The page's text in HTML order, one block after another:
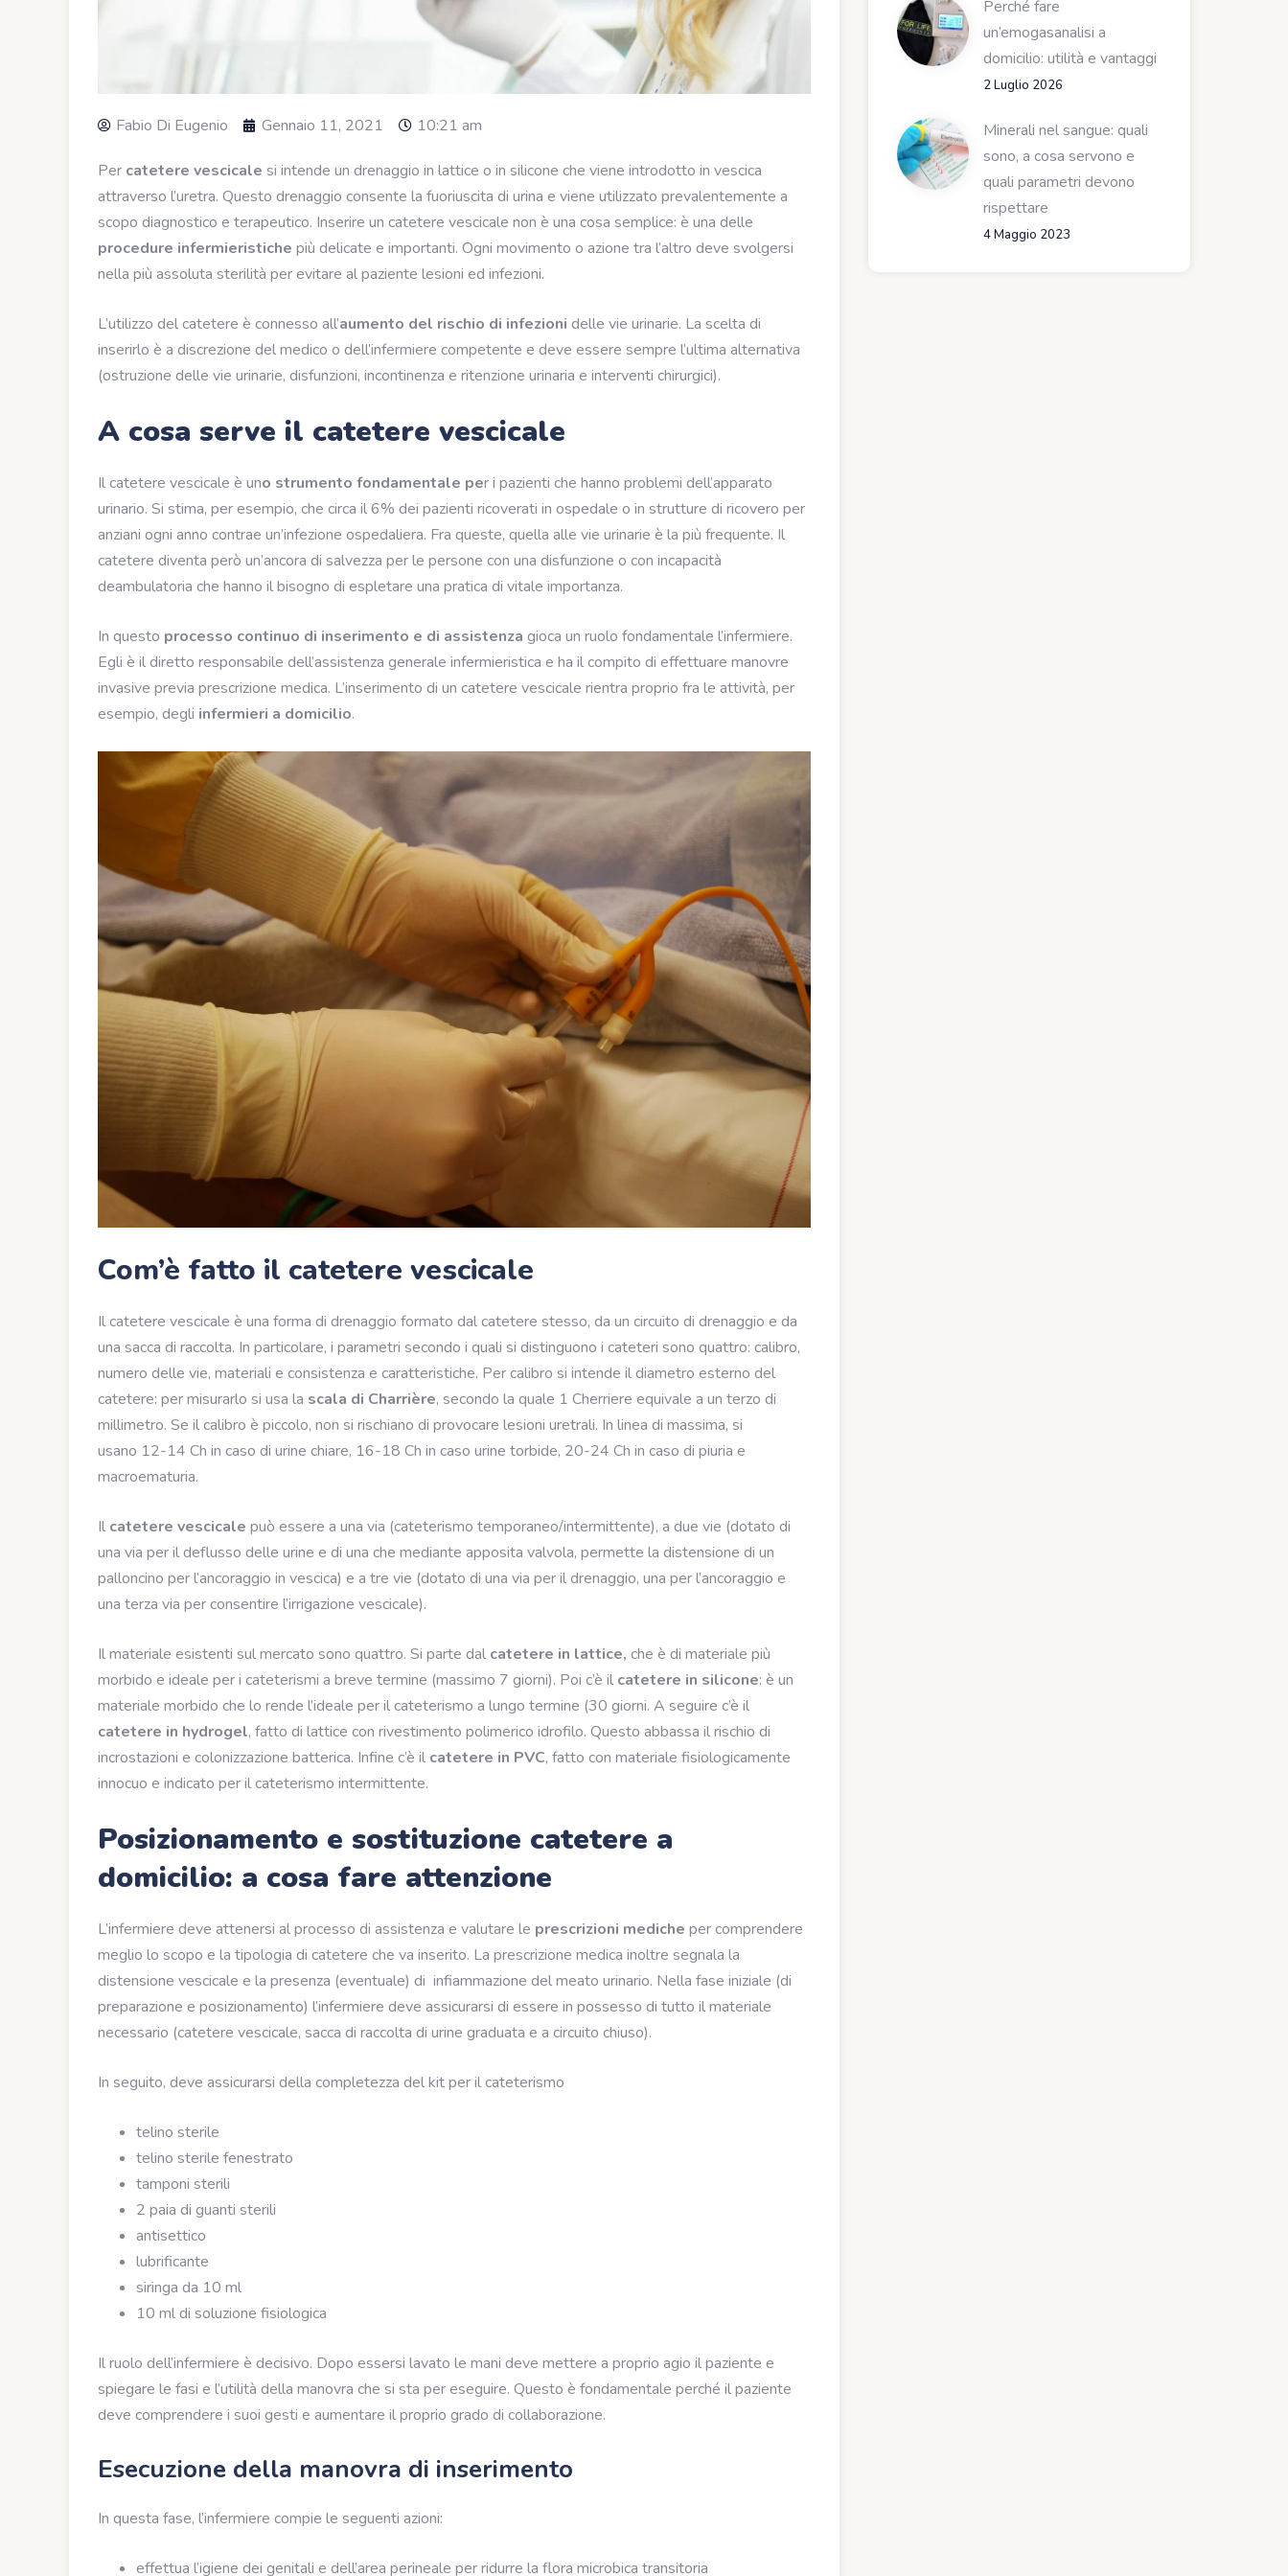
Fabio Di Eugenio Gennaio 11, 2021 10:21 am
Per catetere vescicale si intende un drenaggio in lattice o in silicone che viene introdotto in vescica
attraverso l’uretra. Questo drenaggio consente la fuoriuscita di urina e viene utilizzato prevalentemente a
scopo diagnostico e terapeutico. Inserire un catetere vescicale non è una cosa semplice: è una delle
procedure infermieristiche più delicate e importanti. Ogni movimento o azione tra l’altro deve svolgersi
nella più assoluta sterilità per evitare al paziente lesioni ed infezioni.
L’utilizzo del catetere è connesso all’aumento del rischio di infezioni delle vie urinarie. La scelta di
inserirlo è a discrezione del medico o dell’infermiere competente e deve essere sempre l’ultima alternativa
(ostruzione delle vie urinarie, disfunzioni, incontinenza e ritenzione urinaria e interventi chirurgici).
A cosa serve il catetere vescicale
Il catetere vescicale è uno strumento fondamentale per i pazienti che hanno problemi dell’apparato
urinario. Si stima, per esempio, che circa il 6% dei pazienti ricoverati in ospedale o in strutture di ricovero per
anziani ogni anno contrae un’infezione ospedaliera. Fra queste, quella alle vie urinarie è la più frequente. Il
catetere diventa però un’ancora di salvezza per le persone con una disfunzione o con incapacità
deambulatoria che hanno il bisogno di espletare una pratica di vitale importanza.
In questo processo continuo di inserimento e di assistenza gioca un ruolo fondamentale l’infermiere.
Egli è il diretto responsabile dell’assistenza generale infermieristica e ha il compito di effettuare manovre
invasive previa prescrizione medica. L’inserimento di un catetere vescicale rientra proprio fra le attività, per
esempio, degli infermieri a domicilio.
Com’è fatto il catetere vescicale
Il catetere vescicale è una forma di drenaggio formato dal catetere stesso, da un circuito di drenaggio e da
una sacca di raccolta. In particolare, i parametri secondo i quali si distinguono i cateteri sono quattro: calibro,
numero delle vie, materiali e consistenza e caratteristiche. Per calibro si intende il diametro esterno del
catetere: per misurarlo si usa la scala di Charrière, secondo la quale 1 Cherriere equivale a un terzo di
millimetro. Se il calibro è piccolo, non si rischiano di provocare lesioni uretrali. In linea di massima, si
usano 12-14 Ch in caso di urine chiare, 16-18 Ch in caso urine torbide, 20-24 Ch in caso di piuria e
macroematuria.
Il catetere vescicale può essere a una via (cateterismo temporaneo/intermittente), a due vie (dotato di
una via per il deflusso delle urine e di una che mediante apposita valvola, permette la distensione di un
palloncino per l’ancoraggio in vescica) e a tre vie (dotato di una via per il drenaggio, una per l’ancoraggio e
una terza via per consentire l’irrigazione vescicale).
Il materiale esistenti sul mercato sono quattro. Si parte dal catetere in lattice, che è di materiale più
morbido e ideale per i cateterismi a breve termine (massimo 7 giorni). Poi c’è il catetere in silicone: è un
materiale morbido che lo rende l’ideale per il cateterismo a lungo termine (30 giorni. A seguire c’è il
catetere in hydrogel, fatto di lattice con rivestimento polimerico idrofilo. Questo abbassa il rischio di
incrostazioni e colonizzazione batterica. Infine c’è il catetere in PVC, fatto con materiale fisiologicamente
innocuo e indicato per il cateterismo intermittente.
Posizionamento e sostituzione catetere a
domicilio: a cosa fare attenzione
L’infermiere deve attenersi al processo di assistenza e valutare le prescrizioni mediche per comprendere
meglio lo scopo e la tipologia di catetere che va inserito. La prescrizione medica inoltre segnala la
distensione vescicale e la presenza (eventuale) di infiammazione del meato urinario. Nella fase iniziale (di
preparazione e posizionamento) l’infermiere deve assicurarsi di essere in possesso di tutto il materiale
necessario (catetere vescicale, sacca di raccolta di urine graduata e a circuito chiuso).
In seguito, deve assicurarsi della completezza del kit per il cateterismo
telino sterile
telino sterile fenestrato
tamponi sterili
2 paia di guanti sterili
antisettico
lubrificante
siringa da 10 ml
10 ml di soluzione fisiologica
Il ruolo dell’infermiere è decisivo. Dopo essersi lavato le mani deve mettere a proprio agio il paziente e
spiegare le fasi e l’utilità della manovra che si sta per eseguire. Questo è fondamentale perché il paziente
deve comprendere i suoi gesti e aumentare il proprio grado di collaborazione.
Esecuzione della manovra di inserimento
In questa fase, l’infermiere compie le seguenti azioni:
effettua l’igiene dei genitali e dell’area perineale per ridurre la flora microbica transitoria
Perché fare
un’emogasanalisi a
domicilio: utilità e vantaggi
2 Luglio 2026
Minerali nel sangue: quali
sono, a cosa servono e
quali parametri devono
rispettare
4 Maggio 2023